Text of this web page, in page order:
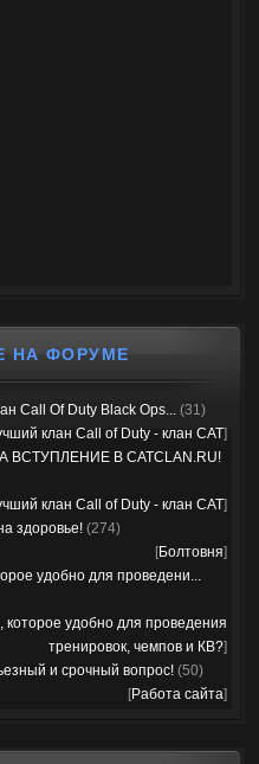
НА ФОРУМЕ
Call Of Duty Black Ops... (31)
клан Call of Duty - клан CAT]
ВСТУПЛЕНИЕ В CATCLAN.RU!
клан Call of Duty - клан CAT]
здоровье! (274)
[Болтовня]
удобно для проведени...
которое удобно для проведения
тренировок, чемпов и КВ?]
и срочный вопрос! (50)
[Работа сайта]